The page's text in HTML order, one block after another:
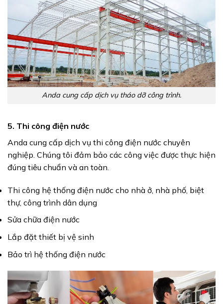
Anda cung cấp dịch vụ tháo dỡ công trình.
5. Thi công điện nước
Anda cung cấp dịch vụ thi công điện nước chuyên
nghiệp. Chúng tôi đảm bảo các công việc được thực hiện
đúng tiêu chuẩn và an toàn.
Thi công hệ thống điện nước cho nhà ở, nhà phố, biệt
thự, công trình dân dụng
Sửa chữa điện nước
Lắp đặt thiết bị vệ sinh
Bảo trì hệ thống điện nước